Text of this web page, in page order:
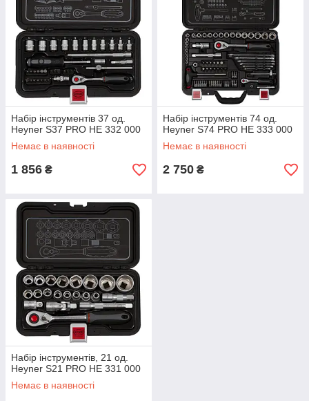
Набір інструментів 37 од.
Heyner S37 PRO НЕ 332 000
Немає в наявності
1 856 ₴
Набір інструментів 74 од.
Heyner S74 PRO НЕ 333 000
Немає в наявності
2 750 ₴
Набір інструментів, 21 од.
Heyner S21 PRO НЕ 331 000
Немає в наявності